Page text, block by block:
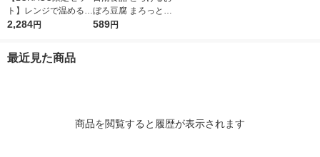
ト】レンジで温めるだ
け♪ 江崎グリコ クレ
セット（9食）
2,284円
ぼろ豆腐 まろっと豆
乳スープ 3個 カップ
589円
最近見た商品
商品を閲覧すると履歴が表示されます